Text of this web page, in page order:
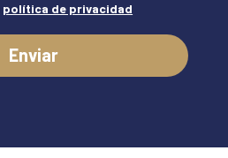
política de privacidad
Enviar